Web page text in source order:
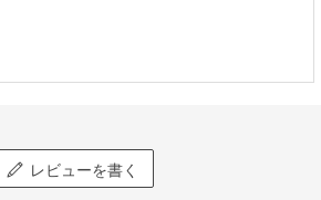
レビューを書く